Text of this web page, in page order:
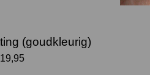
(goudkleurig)